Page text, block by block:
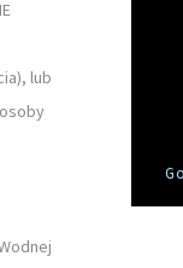
lub